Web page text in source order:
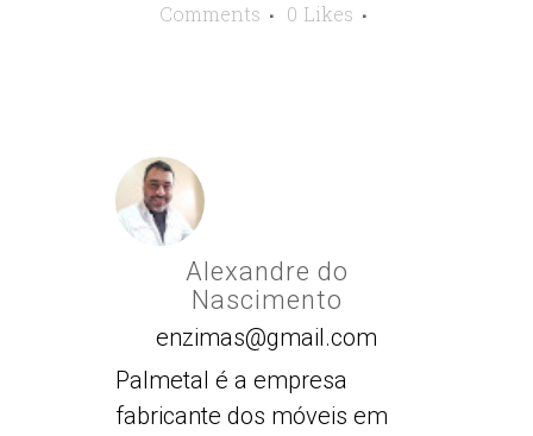
Comments
0 Likes
Alexandre do
Nascimento
enzimas@gmail.com
Palmetal é a empresa
fabricante dos móveis em